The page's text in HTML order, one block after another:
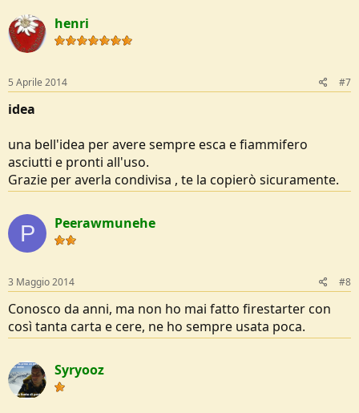
henri
5 Aprile 2014 #7
idea
una bell'idea per avere sempre esca e fiammifero
asciutti e pronti all'uso.
Grazie per averla condivisa , te la copierò sicuramente.
P Peerawmunehe
3 Maggio 2014 #8
Conosco da anni, ma non ho mai fatto firestarter con
così tanta carta e cere, ne ho sempre usata poca.
Syryooz